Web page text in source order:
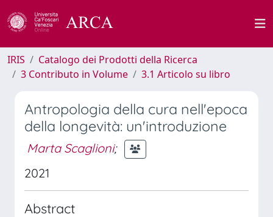
IRIS
Catalogo dei Prodotti della Ricerca
3 Contributo in Volume
3.1 Articolo su libro
Antropologia della cura nell'epoca
della longevità: un'introduzione
Marta Scaglioni;
2021
Abstract